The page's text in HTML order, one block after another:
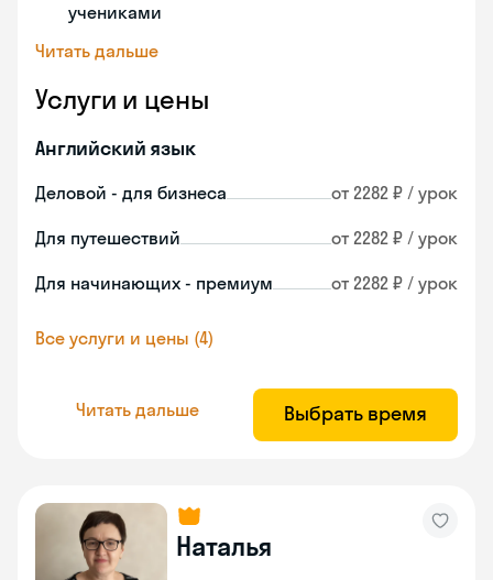
учениками
Читать дальше
Услуги и цены
Английский язык
Деловой - для бизнеса от 2282 ₽ / урок
Для путешествий от 2282 ₽ / урок
Для начинающих - премиум от 2282 ₽ / урок
Все услуги и цены (4)
Читать дальше Выбрать время
Наталья